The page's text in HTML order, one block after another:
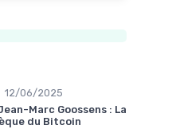
12/06/2025
Marc Goossens : La
du Bitcoin